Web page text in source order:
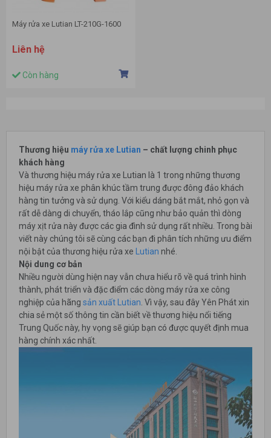
Máy rửa xe Lutian LT-210G-1600
Liên hệ
Còn hàng
Thương hiệu máy rửa xe Lutian – chất lượng chinh phục
khách hàng
Và thương hiệu máy rửa xe Lutian là 1 trong những thương
hiệu máy rửa xe phân khúc tầm trung được đông đảo khách
hàng tin tưởng và sử dụng. Với kiểu dáng bắt mắt, nhỏ gọn và
rất dễ dàng di chuyển, tháo lắp cũng như bảo quản thì dòng
máy xịt rửa này được các gia đình sử dụng rất nhiều. Trong bài
viết này chúng tôi sẽ cùng các bạn đi phân tích những ưu điểm
nội bật của thương hiệu rửa xe Lutian nhé.
Nội dung cơ bản
Nhiều người dùng hiện nay vẫn chưa hiểu rõ về quá trình hình
thành, phát triển và đặc điểm các dòng máy rửa xe công
nghiệp của hãng sản xuất Lutian. Vì vậy, sau đây Yên Phát xin
chia sẻ một số thông tin cần biết về thương hiệu nổi tiếng
Trung Quốc này, hy vọng sẽ giúp bạn có được quyết định mua
hàng chính xác nhất.